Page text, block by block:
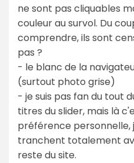
ne sont pas cliquables
couleur au survol. Du
comprendre, ils sont
pas ?
- le blanc de la
(surtout photo grise)
- je suis pas fan du tout
titres du slider, mais là
préférence personnelle,
tranchent totalement
reste du site.